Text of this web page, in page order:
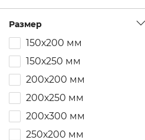
Размер
150х200 мм
150х250 мм
200х200 мм
200х250 мм
200х300 мм
250х200 мм